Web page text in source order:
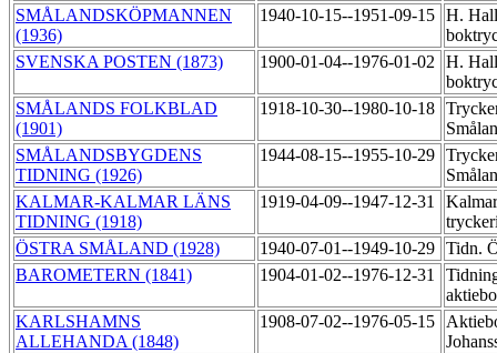
SMÅLANDSKÖPMANNEN
(1936)
1940-10-15--1951-09-15 H.
SVENSKA POSTEN (1873)
1900-01-04--1976-01-02
H.
SMÅLANDS FOLKBLAD
(1901)
1918-10-30--1980-10-18
SMÅLANDSBYGDENS
TIDNING (1926)
1944-08-15--1955-10-29
KALMAR-KALMAR LÄNS
TIDNING (1918)
1919-04-09--1947-12-31
Kalmar
ÖSTRA SMÅLAND (1928)
1940-07-01--1949-10-29 Tidn.
BAROMETERN (1841)
1904-01-02--1976-12-31
KARLSHAMNS
ALLEHANDA (1848)
1908-07-02--1976-05-15